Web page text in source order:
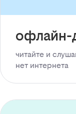
офлайн-
читайте и
нет интернета